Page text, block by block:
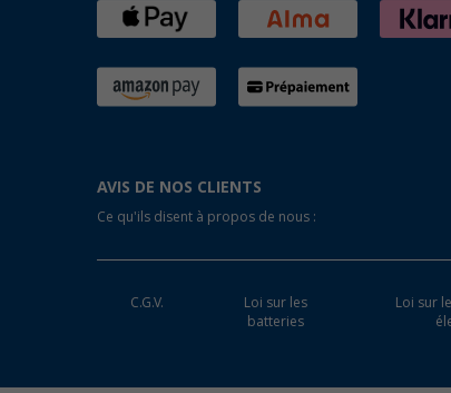
AVIS DE NOS CLIENTS
Ce qu'ils disent à propos de nous :
C.G.V.
Loi sur les
batteries
Loi sur